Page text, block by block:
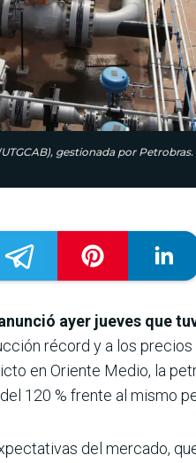
gestionada por
ayer jueves que
récord y a los
en Oriente Medio, la
120 % frente al mismo
del mercado,